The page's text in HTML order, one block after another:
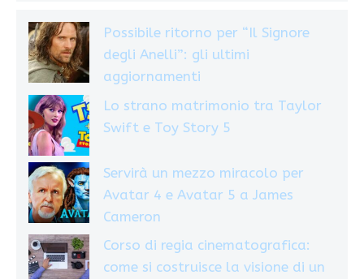
Possibile ritorno per “Il Signore
degli Anelli”: gli ultimi
aggiornamenti
Lo strano matrimonio tra Taylor
Swift e Toy Story 5
Servirà un mezzo miracolo per
Avatar 4 e Avatar 5 a James
Cameron
Corso di regia cinematografica:
come si costruisce la visione di un